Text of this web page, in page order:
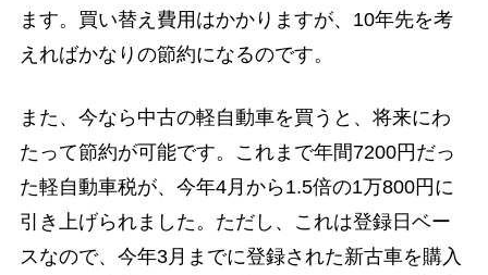
ます。買い替え費用はかかりますが、10年先を考
えればかなりの節約になるのです。
また、今なら中古の軽自動車を買うと、将来にわ
たって節約が可能です。これまで年間7200円だっ
た軽自動車税が、今年4月から1.5倍の1万800円に
引き上げられました。ただし、これは登録日ベー
スなので、今年3月までに登録された新古車を購入